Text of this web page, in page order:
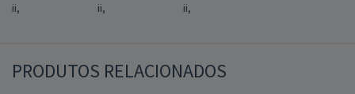
ii,
ii,
ii,
PRODUTOS RELACIONADOS